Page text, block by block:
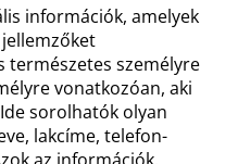
információk, amelyek
természetes személyre
vonatkozóan, aki
sorolhatók olyan
lakcíme, telefon-